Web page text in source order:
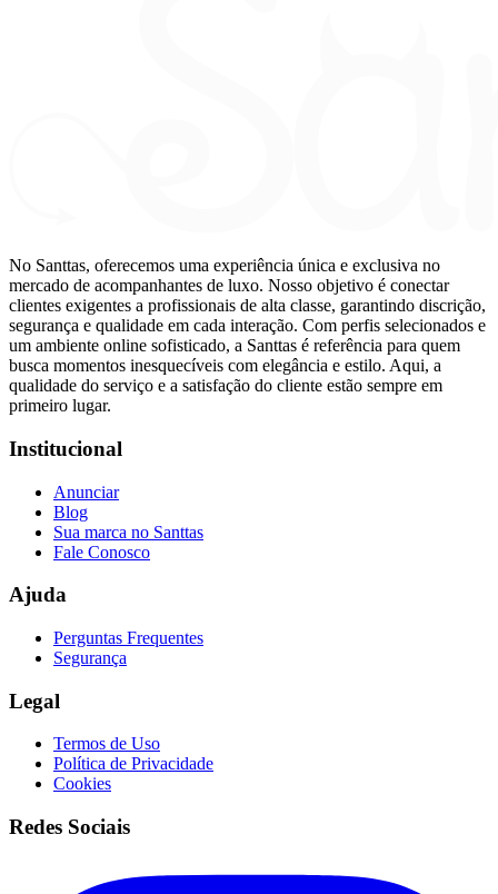
No Santtas, oferecemos uma experiência única e exclusiva no
mercado de acompanhantes de luxo. Nosso objetivo é conectar
clientes exigentes a profissionais de alta classe, garantindo discrição,
segurança e qualidade em cada interação. Com perfis selecionados e
um ambiente online sofisticado, a Santtas é referência para quem
busca momentos inesquecíveis com elegância e estilo. Aqui, a
qualidade do serviço e a satisfação do cliente estão sempre em
primeiro lugar.
Institucional
Anunciar
Blog
Sua marca no Santtas
Fale Conosco
Ajuda
Perguntas Frequentes
Segurança
Legal
Termos de Uso
Política de Privacidade
Cookies
Redes Sociais